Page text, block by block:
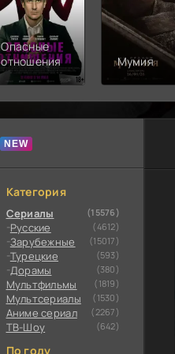
Опасные
отношения
Мумия
Категория
Сериалы (15576)
Русские (4612)
Зарубежные (15017)
Турецкие (593)
Дорамы (380)
Мультфильмы (1819)
Мультсериалы (1530)
Аниме сериал (2267)
ТВ-Шоу (642)
По году